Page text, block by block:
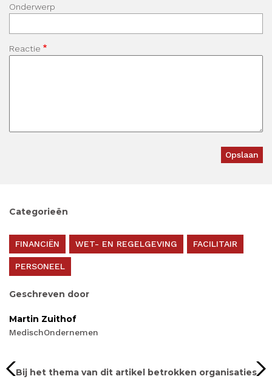
Onderwerp
Reactie
Categorieën
FINANCIËN WET- EN REGELGEVING FACILITAIR
PERSONEEL
Geschreven door
Martin Zuithof
MedischOndernemen
Bij het thema van dit artikel betrokken organisaties